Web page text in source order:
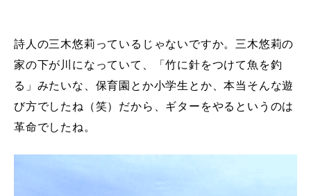
詩人の三木悠莉っているじゃないですか。三木悠莉の
家の下が川になっていて、「竹に針をつけて魚を釣
る」みたいな、保育園とか小学生とか、本当そんな遊
び方でしたね（笑）だから、ギターをやるというのは
革命でしたね。